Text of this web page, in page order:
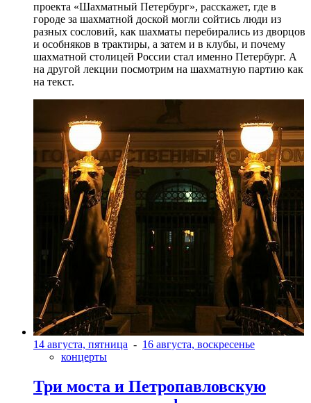
проекта «Шахматный Петербург», расскажет, где в
городе за шахматной доской могли сойтись люди из
разных сословий, как шахматы перебирались из дворцов
и особняков в трактиры, а затем и в клубы, и почему
шахматной столицей России стал именно Петербург. А
на другой лекции посмотрим на шахматную партию как
на текст.
14 августа, пятница - 16 августа, воскресенье
концерты
Три моста и Петропавловскую